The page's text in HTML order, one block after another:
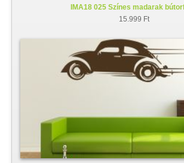
IMA18 025 Színes madarak
15.999 Ft